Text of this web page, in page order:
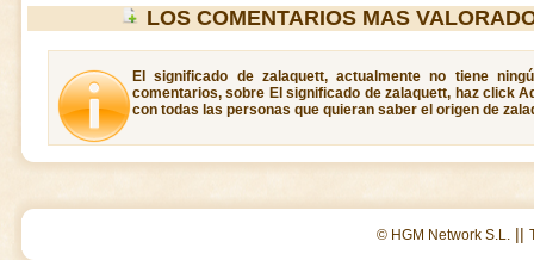
LOS COMENTARIOS MAS
El significado de zalaquett, actualmente no tiene
comentarios, sobre El significado de zalaquett, haz click
con todas las personas que quieran saber el origen de
© HGM Network S.L. ||